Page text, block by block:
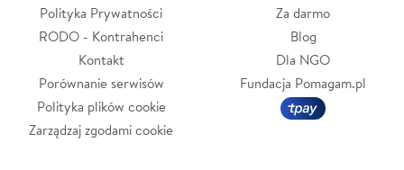
Polityka Prywatności
RODO - Kontrahenci
Kontakt
Porównanie serwisów
Polityka plików cookie
Zarządzaj zgodami cookie
Za darmo
Blog
Dla NGO
Fundacja Pomagam.pl